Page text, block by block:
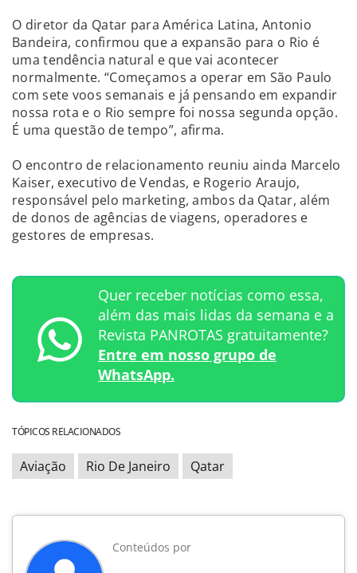
O diretor da Qatar para América Latina, Antonio
Bandeira, confirmou que a expansão para o Rio é
uma tendência natural e que vai acontecer
normalmente. “Começamos a operar em São Paulo
com sete voos semanais e já pensando em expandir
nossa rota e o Rio sempre foi nossa segunda opção.
É uma questão de tempo”, afirma.
O encontro de relacionamento reuniu ainda Marcelo
Kaiser, executivo de Vendas, e Rogerio Araujo,
responsável pelo marketing, ambos da Qatar, além
de donos de agências de viagens, operadores e
gestores de empresas.
Quer receber notícias como essa,
além das mais lidas da semana e a
Revista PANROTAS gratuitamente?
Entre em nosso grupo de
WhatsApp.
TÓPICOS RELACIONADOS
Aviação Rio De Janeiro Qatar
Conteúdos por